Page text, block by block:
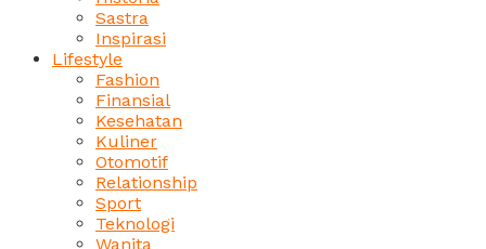
Sastra
Inspirasi
Lifestyle
Fashion
Finansial
Kesehatan
Kuliner
Otomotif
Relationship
Sport
Teknologi
Wanita